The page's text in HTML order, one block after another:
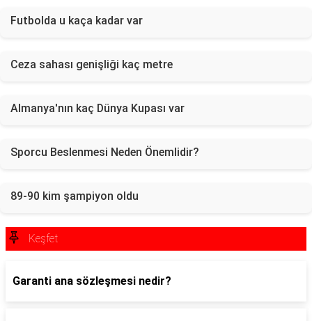
Futbolda u kaça kadar var
Ceza sahası genişliği kaç metre
Almanya'nın kaç Dünya Kupası var
Sporcu Beslenmesi Neden Önemlidir?
89-90 kim şampiyon oldu
Keşfet
Garanti ana sözleşmesi nedir?